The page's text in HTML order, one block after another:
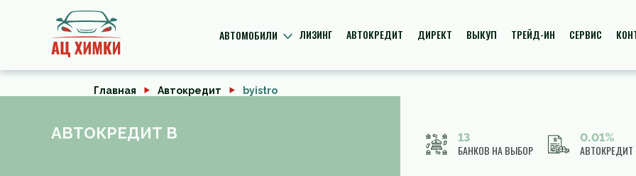
АВТОМОБИЛИ ЛИЗИНГ АВТОКРЕДИТ ДИРЕКТ ВЫКУП ТРЕЙД-ИН СЕРВИС
Главная Автокредит byistro
АВТОКРЕДИТ В 13
БАНКОВ НА ВЫБОР
0.01%
АВТОКРЕДИТ